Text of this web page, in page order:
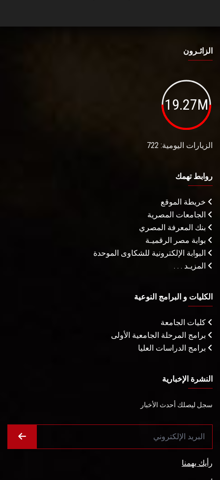
الزائـرون
19.27M
الزيارات اليومية: 722
روابط تهمك
خريطة الموقع
الجامعات المصرية
بنك المعرفة المصري
بوابة مصر الرقميـة
البوابة الإلكترونية للشكاوى الموحدة
المزيـد . . .
الكليات و البرامج النوعية
كليات الجامعة
برامج المرحلة الجامعية الأولى
برامج الدراسات العليا
النشرة الإخبارية
سجل ليصلك أحدث الأخبار
رأيك يهمنا